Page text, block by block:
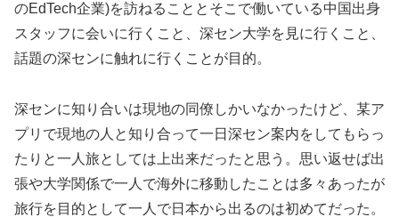
のEdTech企業)を訪ねることとそこで働いている中国出身
スタッフに会いに行くこと、深セン大学を見に行くこと、
話題の深センに触れに行くことが目的。
深センに知り合いは現地の同僚しかいなかったけど、某ア
プリで現地の人と知り合って一日深セン案内をしてもらっ
たりと一人旅としては上出来だったと思う。思い返せば出
張や大学関係で一人で海外に移動したことは多々あったが
旅行を目的として一人で日本から出るのは初めてだった。